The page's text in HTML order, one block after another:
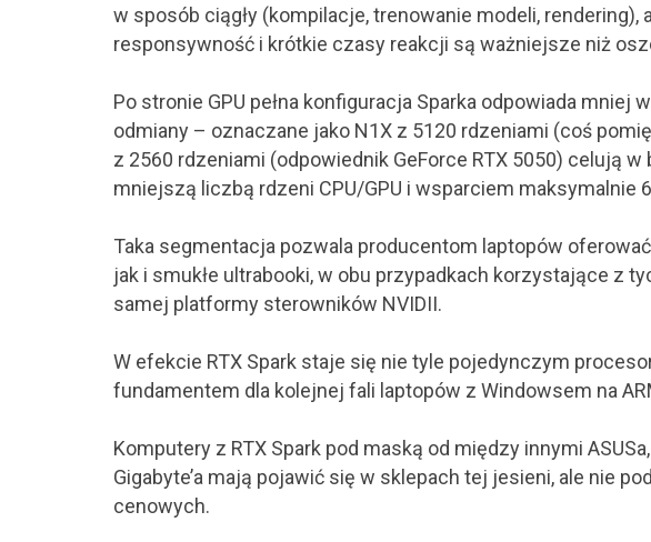
w sposób ciągły (kompilacje, trenowanie modeli, rendering),
responsywność i krótkie czasy reakcji są ważniejsze niż
Po stronie GPU pełna konfiguracja Sparka odpowiada mniej
odmiany – oznaczane jako N1X z 5120 rdzeniami (coś
z 2560 rdzeniami (odpowiednik GeForce RTX 5050) celują
mniejszą liczbą rdzeni CPU/GPU i wsparciem maksymalnie
Taka segmentacja pozwala producentom laptopów
jak i smukłe ultrabooki, w obu przypadkach korzystające z
samej platformy sterowników NVIDII.
W efekcie RTX Spark staje się nie tyle pojedynczym
fundamentem dla kolejnej fali laptopów z Windowsem na
Komputery z RTX Spark pod maską od między innymi
Gigabyte’a mają pojawić się w sklepach tej jesieni, ale nie
cenowych.